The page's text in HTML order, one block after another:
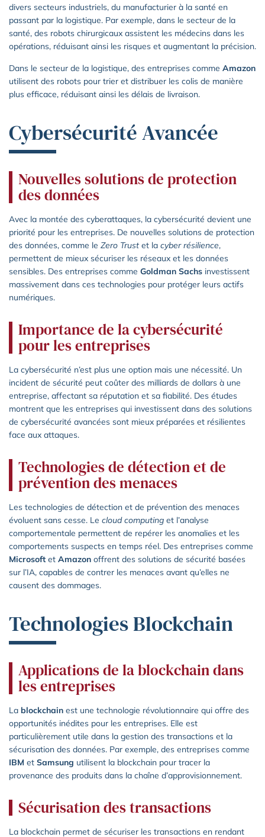
divers secteurs industriels, du manufacturier à la santé en
passant par la logistique. Par exemple, dans le secteur de la
santé, des robots chirurgicaux assistent les médecins dans les
opérations, réduisant ainsi les risques et augmentant la précision.
Dans le secteur de la logistique, des entreprises comme Amazon
utilisent des robots pour trier et distribuer les colis de manière
plus efficace, réduisant ainsi les délais de livraison.
Cybersécurité Avancée
Nouvelles solutions de protection
des données
Avec la montée des cyberattaques, la cybersécurité devient une
priorité pour les entreprises. De nouvelles solutions de protection
des données, comme le Zero Trust et la cyber résilience,
permettent de mieux sécuriser les réseaux et les données
sensibles. Des entreprises comme Goldman Sachs investissent
massivement dans ces technologies pour protéger leurs actifs
numériques.
Importance de la cybersécurité
pour les entreprises
La cybersécurité n’est plus une option mais une nécessité. Un
incident de sécurité peut coûter des milliards de dollars à une
entreprise, affectant sa réputation et sa fiabilité. Des études
montrent que les entreprises qui investissent dans des solutions
de cybersécurité avancées sont mieux préparées et résilientes
face aux attaques.
Technologies de détection et de
prévention des menaces
Les technologies de détection et de prévention des menaces
évoluent sans cesse. Le cloud computing et l’analyse
comportementale permettent de repérer les anomalies et les
comportements suspects en temps réel. Des entreprises comme
Microsoft et Amazon offrent des solutions de sécurité basées
sur l’IA, capables de contrer les menaces avant qu’elles ne
causent des dommages.
Technologies Blockchain
Applications de la blockchain dans
les entreprises
La blockchain est une technologie révolutionnaire qui offre des
opportunités inédites pour les entreprises. Elle est
particulièrement utile dans la gestion des transactions et la
sécurisation des données. Par exemple, des entreprises comme
IBM et Samsung utilisent la blockchain pour tracer la
provenance des produits dans la chaîne d’approvisionnement.
Sécurisation des transactions
La blockchain permet de sécuriser les transactions en rendant